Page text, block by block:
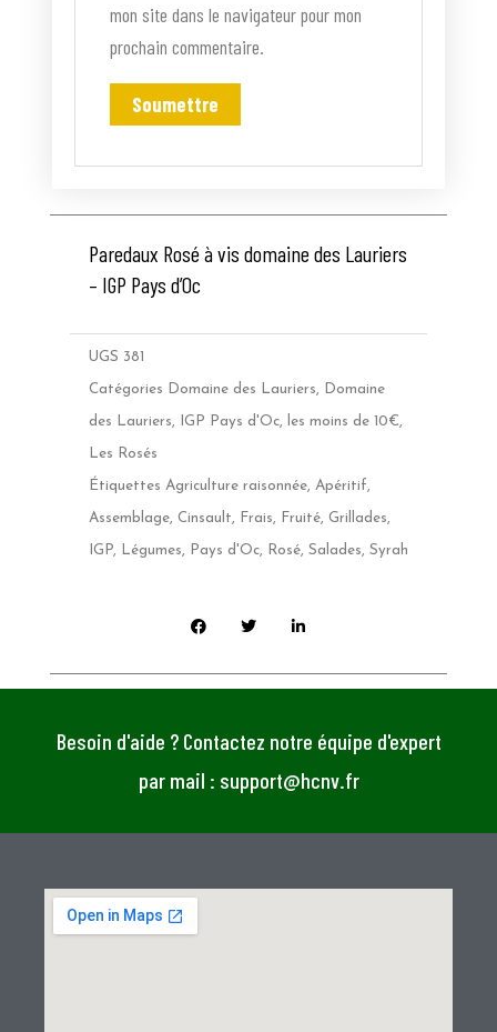
mon site dans le navigateur pour mon
prochain commentaire.
Paredaux Rosé à vis domaine des Lauriers
– IGP Pays d’Oc
UGS 381
Catégories Domaine des Lauriers, Domaine
des Lauriers, IGP Pays d'Oc, les moins de 10€,
Les Rosés
Étiquettes Agriculture raisonnée, Apéritif,
Assemblage, Cinsault, Frais, Fruité, Grillades,
IGP, Légumes, Pays d'Oc, Rosé, Salades, Syrah
Besoin d'aide ? Contactez notre équipe d'expert
par mail : support@hcnv.fr